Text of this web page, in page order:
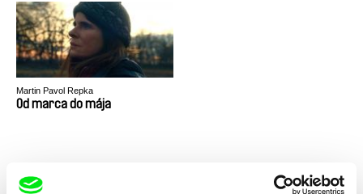
Martin Pavol Repka
Od marca do mája